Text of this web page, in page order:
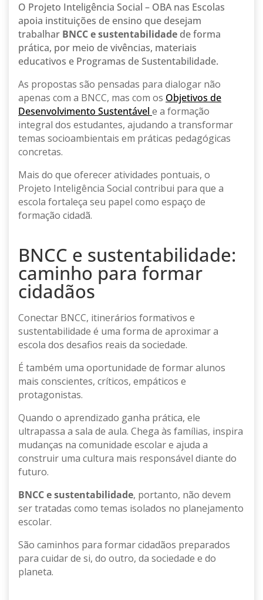
O Projeto Inteligência Social – OBA nas Escolas
apoia instituições de ensino que desejam
trabalhar BNCC e sustentabilidade de forma
prática, por meio de vivências, materiais
educativos e Programas de Sustentabilidade.
As propostas são pensadas para dialogar não
apenas com a BNCC, mas com os Objetivos de
Desenvolvimento Sustentável e a formação
integral dos estudantes, ajudando a transformar
temas socioambientais em práticas pedagógicas
concretas.
Mais do que oferecer atividades pontuais, o
Projeto Inteligência Social contribui para que a
escola fortaleça seu papel como espaço de
formação cidadã.
BNCC e sustentabilidade:
caminho para formar
cidadãos
Conectar BNCC, itinerários formativos e
sustentabilidade é uma forma de aproximar a
escola dos desafios reais da sociedade.
É também uma oportunidade de formar alunos
mais conscientes, críticos, empáticos e
protagonistas.
Quando o aprendizado ganha prática, ele
ultrapassa a sala de aula. Chega às famílias, inspira
mudanças na comunidade escolar e ajuda a
construir uma cultura mais responsável diante do
futuro.
BNCC e sustentabilidade, portanto, não devem
ser tratadas como temas isolados no planejamento
escolar.
São caminhos para formar cidadãos preparados
para cuidar de si, do outro, da sociedade e do
planeta.